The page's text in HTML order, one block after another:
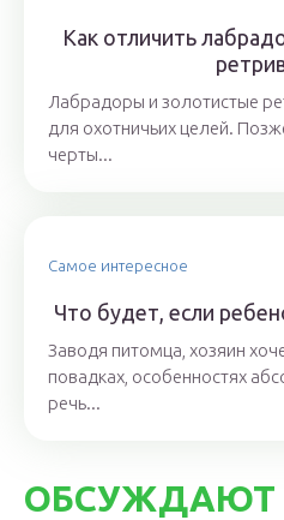
Как отличить
Лабрадоры и золотистые
для охотничьих целей.
черты...
Самое интересное
Что будет, если
Заводя питомца, хозяин
повадках, особенностях
речь...
ОБСУЖДАЮТ